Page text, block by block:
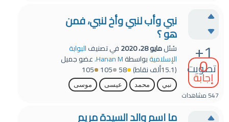
+1
تصويت
0
إجابة
547مشاهدات
نبي وأب لنبي وأخ لنبي، فمن
هو ؟
سُئلمايو 28، 2020 في تصنيفالبوابة
الإسلاميةبواسطةHanan M. عضو جميل
(15.1ألف نقاط) 58
105
105
نبي محمد عيسى موسى
ما اسم والد السيدة مريم